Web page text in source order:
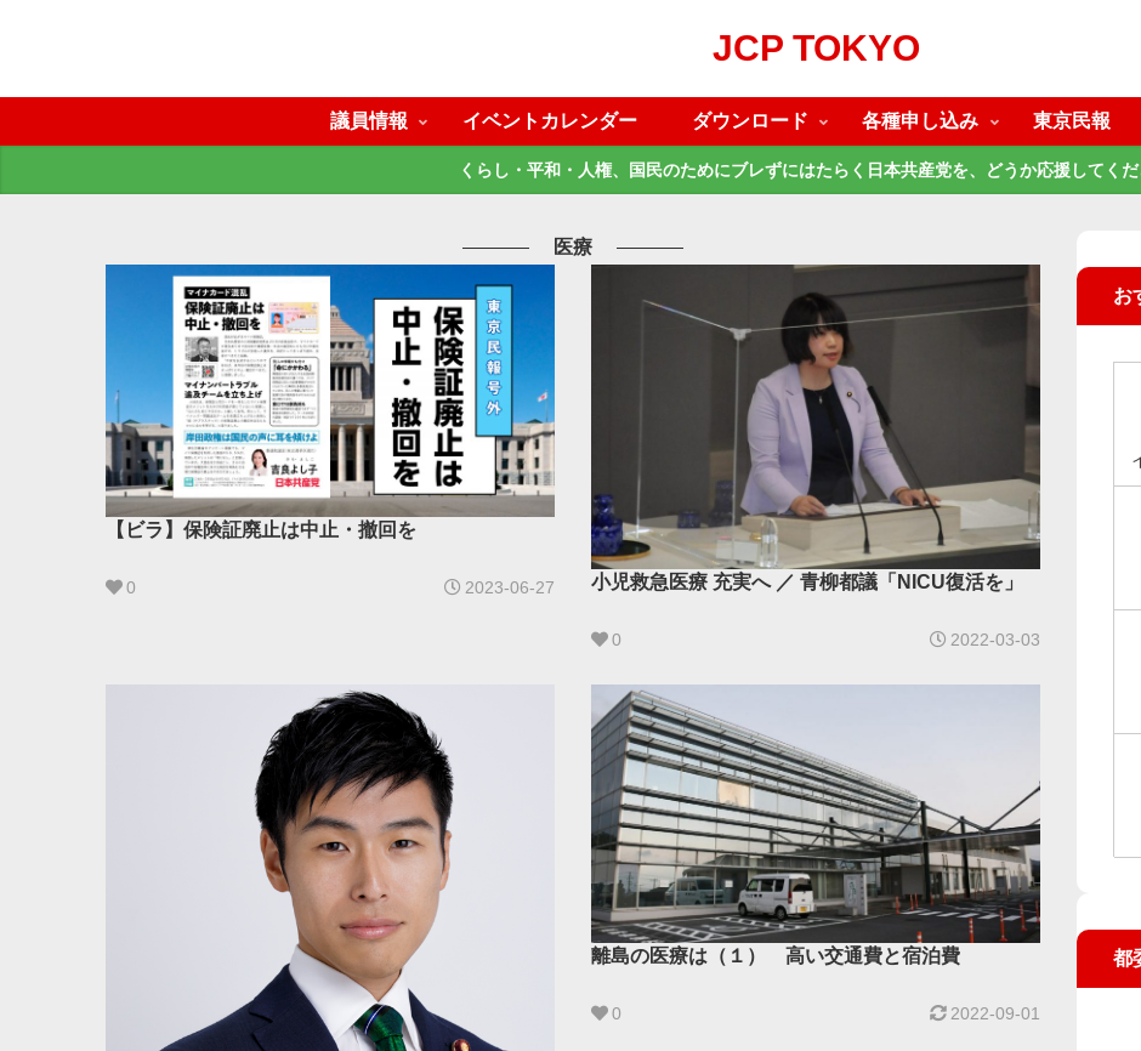
JCP TOKYO
議員情報 イベントカレンダー ダウンロード 各種申し込み 東京民報
くらし・平和・人権、国民のためにブレずにはたらく日本共産党を、どうか応援してく
医療
【ビラ】保険証廃止は中止・撤回を
0 2023-06-27 小児救急医療 充実へ ／ 青柳都議「NICU復活を」
0 2022-03-03
離島の医療は（１） 高い交通費と宿泊費
0 2022-09-01
お
都